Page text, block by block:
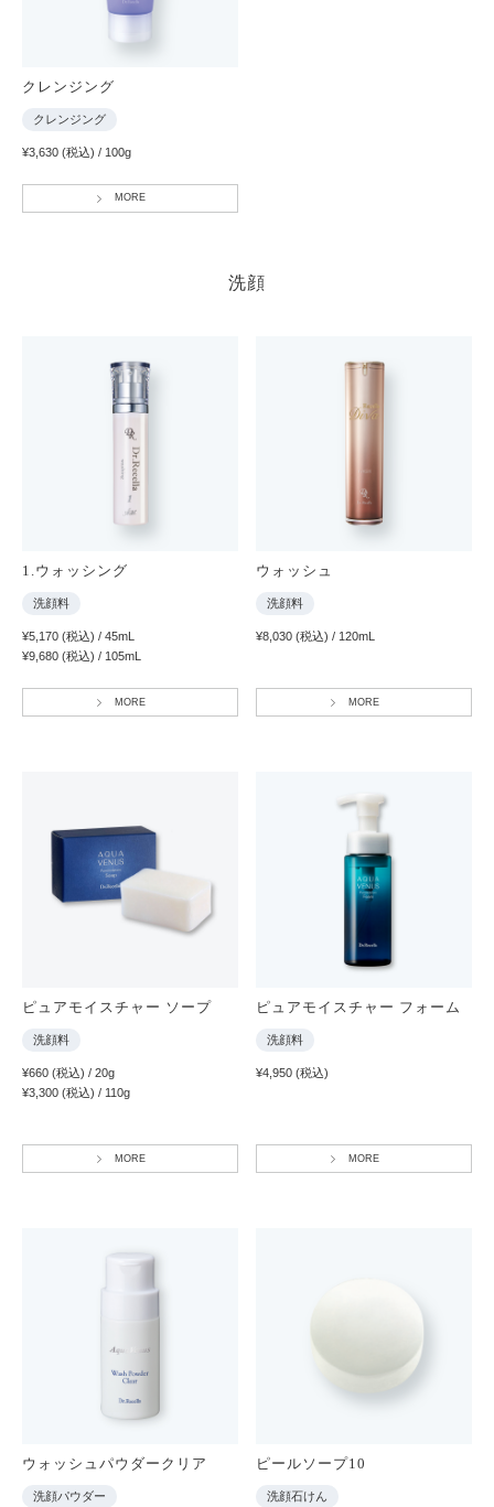
クレンジング
クレンジング
¥3,630 (税込) / 100g
MORE
洗顔
1.ウォッシング
洗顔料
¥5,170 (税込) / 45mL
¥9,680 (税込) / 105mL
MORE
ウォッシュ
洗顔料
¥8,030 (税込) / 120mL
MORE
ピュアモイスチャー ソープ
洗顔料
¥660 (税込) / 20g
¥3,300 (税込) / 110g
MORE
ピュアモイスチャー フォーム
洗顔料
¥4,950 (税込)
MORE
ウォッシュパウダークリア
洗顔パウダー
ピールソープ10
洗顔石けん